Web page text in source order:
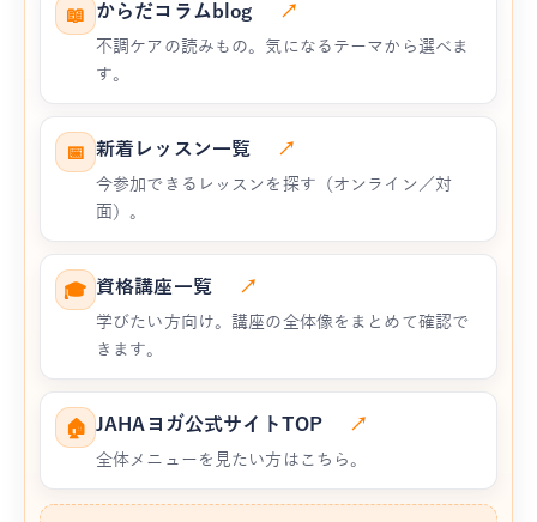
📖 からだコラムblog ↗
不調ケアの読みもの。気になるテーマから選べま
す。
📅 新着レッスン一覧 ↗
今参加できるレッスンを探す（オンライン／対
面）。
🎓 資格講座一覧 ↗
学びたい方向け。講座の全体像をまとめて確認で
きます。
🏠 JAHAヨガ公式サイトTOP ↗
全体メニューを見たい方はこちら。